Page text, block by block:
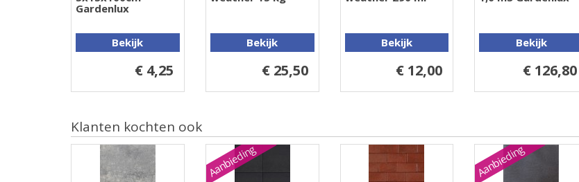
Gardenlux
Bekijk
€ 4,25
Bekijk
€ 25,50
Bekijk
€ 12,00
Bekijk
€ 126,80
Klanten kochten ook
Aanbieding Aanbieding